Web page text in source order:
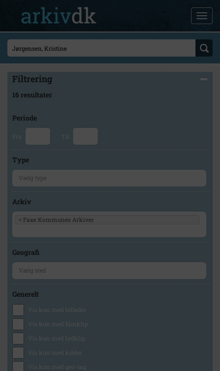
Filtrering
16 resultater
Periode
Fra Til
Type
Arkiv
× Faxe Kommunes Arkiver
Geografi
Generelt
Vis kun med billeder
Vis kun med filmklip
Vis kun med lydklip
Vis kun med kilder
Vis kun med geo-tag